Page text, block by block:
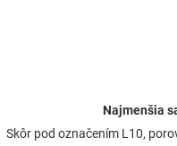
Najmenšia
Skôr pod označením L10,